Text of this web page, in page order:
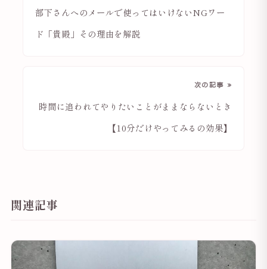
部下さんへのメールで使ってはいけないNGワー
ド「貴殿」その理由を解説
次の記事 »
時間に追われてやりたいことがままならないとき
【10分だけやってみるの効果】
関連記事